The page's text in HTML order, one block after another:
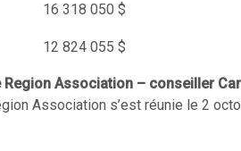
16 318 050 $
12 824 055 $
Association – conseiller
Association s’est réunie le 2